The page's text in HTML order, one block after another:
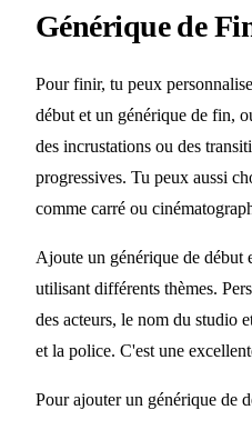
Générique de
Pour finir, tu peux
début et un générique de fin,
des incrustations ou des
progressives. Tu peux aussi
comme carré ou
Ajoute un générique de début
utilisant différents thèmes.
des acteurs, le nom du studio
et la police. C'est une
Pour ajouter un générique de